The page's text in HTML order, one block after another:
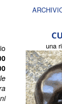
una